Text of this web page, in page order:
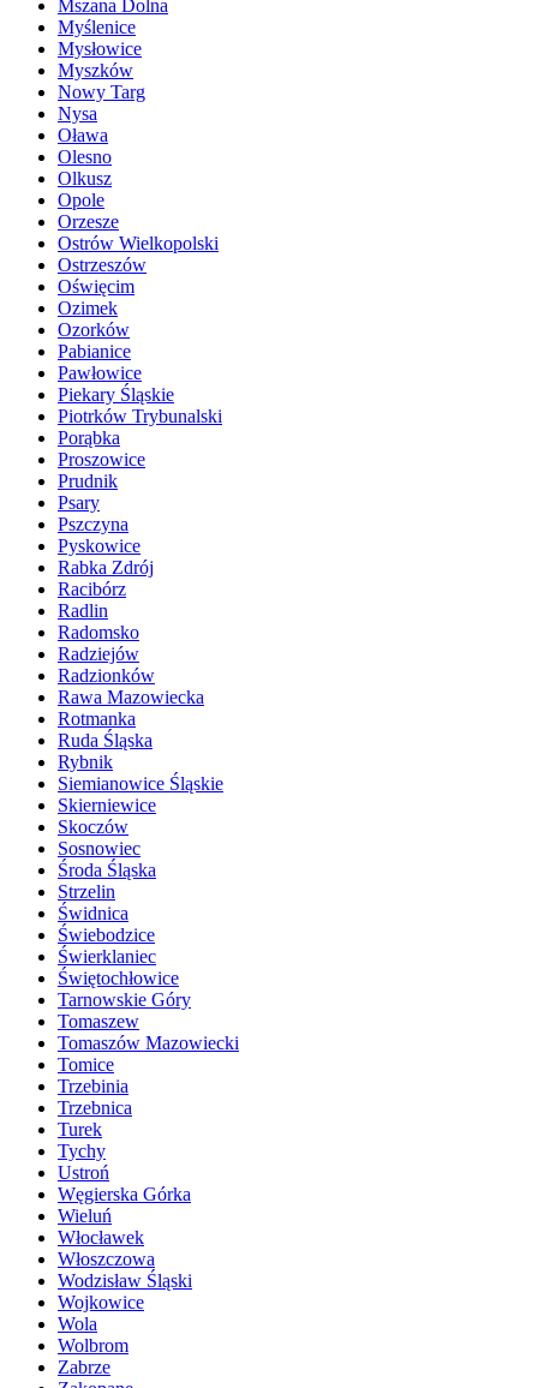
Mszana Dolna
Myślenice
Mysłowice
Myszków
Nowy Targ
Nysa
Oława
Olesno
Olkusz
Opole
Orzesze
Ostrów Wielkopolski
Ostrzeszów
Oświęcim
Ozimek
Ozorków
Pabianice
Pawłowice
Piekary Śląskie
Piotrków Trybunalski
Porąbka
Proszowice
Prudnik
Psary
Pszczyna
Pyskowice
Rabka Zdrój
Racibórz
Radlin
Radomsko
Radziejów
Radzionków
Rawa Mazowiecka
Rotmanka
Ruda Śląska
Rybnik
Siemianowice Śląskie
Skierniewice
Skoczów
Sosnowiec
Środa Śląska
Strzelin
Świdnica
Świebodzice
Świerklaniec
Świętochłowice
Tarnowskie Góry
Tomaszew
Tomaszów Mazowiecki
Tomice
Trzebinia
Trzebnica
Turek
Tychy
Ustroń
Węgierska Górka
Wieluń
Włocławek
Włoszczowa
Wodzisław Śląski
Wojkowice
Wola
Wolbrom
Zabrze